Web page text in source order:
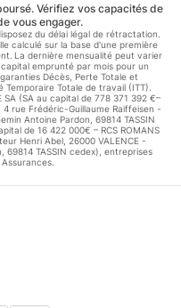
Vérifiez vos capacités de
vous engager.
du délai légal de rétractation.
calculé sur la base d'une première
La dernière mensualité peut varier
emprunté par mois pour un
Décès, Perte Totale et
Totale de travail (ITT).
(SA au capital de 778 371 392 €–
4 rue Frédéric-Guillaume Raiffeisen -
Antoine Pardon, 69814 TASSIN
de 16 422 000€ – RCS ROMANS
Henri Abel, 26000 VALENCE -
69814 TASSIN cedex), entreprises